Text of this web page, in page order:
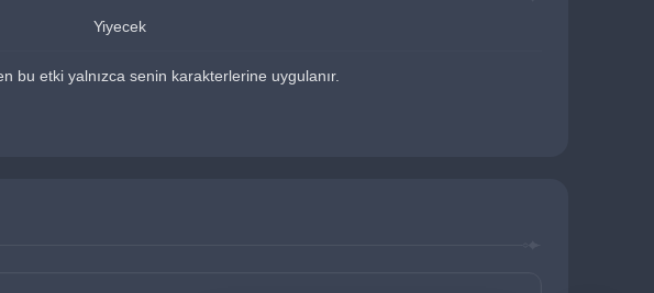
Yiyecek
bu etki yalnızca senin karakterlerine uygulanır.